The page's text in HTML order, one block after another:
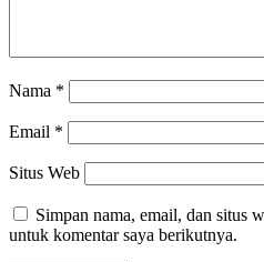
Nama *
Email *
Situs Web
Simpan nama, email, dan situs
untuk komentar saya berikutnya.